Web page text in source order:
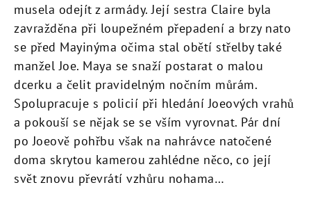
musela odejít z armády. Její sestra Claire byla
zavražděna při loupežném přepadení a brzy nato
se před Mayinýma očima stal obětí střelby také
manžel Joe. Maya se snaží postarat o malou
dcerku a čelit pravidelným nočním můrám.
Spolupracuje s policií při hledání Joeových vrahů
a pokouší se nějak se se vším vyrovnat. Pár dní
po Joeově pohřbu však na nahrávce natočené
doma skrytou kamerou zahlédne něco, co její
svět znovu převrátí vzhůru nohama…